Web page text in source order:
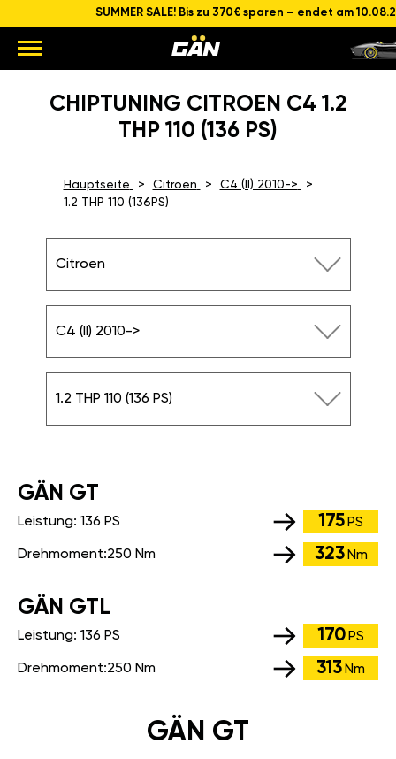
SUMMER SALE! Bis zu 370€ sparen – endet am
CHIPTUNING CITROEN C4 1.2
THP 110 (136 PS)
Hauptseite Citroen
C4 (II) 2010->
1.2 THP 110 (136PS)
Citroen
C4 (II) 2010->
1.2 THP 110 (136 PS)
GÄN GT
Leistung: 136 PS 175 PS
Drehmoment:250 Nm 323 Nm
GÄN GTL
Leistung: 136 PS 170 PS
Drehmoment:250 Nm 313 Nm
GÄN GT